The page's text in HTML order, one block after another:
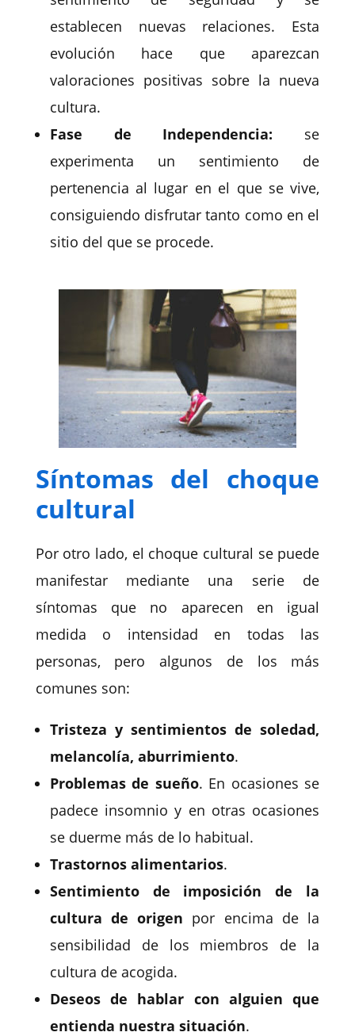
establecen nuevas relaciones. Esta
evolución hace que aparezcan
valoraciones positivas sobre la nueva
cultura.
Fase de Independencia: se
experimenta un sentimiento de
pertenencia al lugar en el que se vive,
consiguiendo disfrutar tanto como en el
sitio del que se procede.
Síntomas del choque
cultural
Por otro lado, el choque cultural se puede
manifestar mediante una serie de
síntomas que no aparecen en igual
medida o intensidad en todas las
personas, pero algunos de los más
comunes son:
Tristeza y sentimientos de soledad,
melancolía, aburrimiento.
Problemas de sueño. En ocasiones se
padece insomnio y en otras ocasiones
se duerme más de lo habitual.
Trastornos alimentarios.
Sentimiento de imposición de la
cultura de origen por encima de la
sensibilidad de los miembros de la
cultura de acogida.
Deseos de hablar con alguien que
entienda nuestra situación.